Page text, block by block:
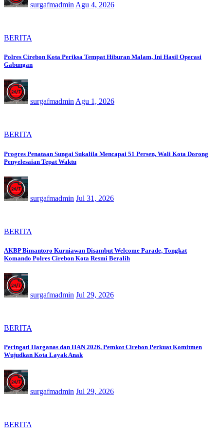
surgafmadmin Agu 4, 2026
BERITA
Polres Cirebon Kota Periksa Tempat Hiburan Malam, Ini Hasil Operasi
Gabungan
surgafmadmin Agu 1, 2026
BERITA
Progres Penataan Sungai Sukalila Mencapai 51 Persen, Wali Kota Dorong
Penyelesaian Tepat Waktu
surgafmadmin Jul 31, 2026
BERITA
AKBP Bimantoro Kurniawan Disambut Welcome Parade, Tongkat
Komando Polres Cirebon Kota Resmi Beralih
surgafmadmin Jul 29, 2026
BERITA
Peringati Harganas dan HAN 2026, Pemkot Cirebon Perkuat Komitmen
Wujudkan Kota Layak Anak
surgafmadmin Jul 29, 2026
BERITA